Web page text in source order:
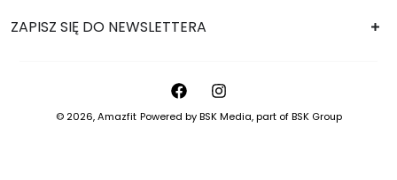
ZAPISZ SIĘ DO NEWSLETTERA
© 2026,Amazfit Powered byBSK Media, part ofBSK Group